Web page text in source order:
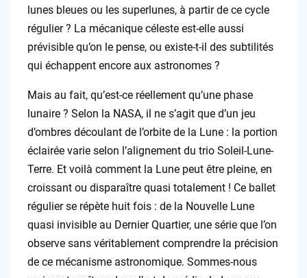
lunes bleues ou les superlunes, à partir de ce cycle
régulier ? La mécanique céleste est-elle aussi
prévisible qu’on le pense, ou existe-t-il des subtilités
qui échappent encore aux astronomes ?
Mais au fait, qu’est-ce réellement qu’une phase
lunaire ? Selon la NASA, il ne s’agit que d’un jeu
d’ombres découlant de l’orbite de la Lune : la portion
éclairée varie selon l’alignement du trio Soleil-Lune-
Terre. Et voilà comment la Lune peut être pleine, en
croissant ou disparaître quasi totalement ! Ce ballet
régulier se répète huit fois : de la Nouvelle Lune
quasi invisible au Dernier Quartier, une série que l’on
observe sans véritablement comprendre la précision
de ce mécanisme astronomique. Sommes-nous